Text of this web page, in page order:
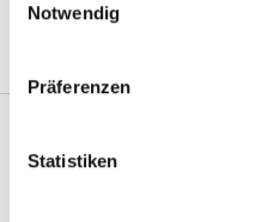
Notwendig
Präferenzen
Statistiken